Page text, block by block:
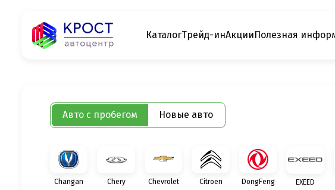
КаталогТрейд-инАкцииПолезная
Авто с пробегом Новые авто
Changan Chery Chevrolet Citroen DongFeng EXEED